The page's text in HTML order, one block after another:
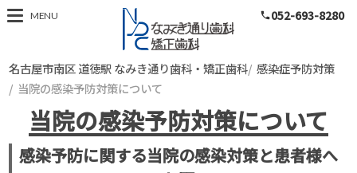
名古屋市南区 道
MENU phone052-693-8280
名古屋市南区 道徳駅 なみき通り歯科・矯正歯科 感染症予防対策
当院の感染予防対策について
当院の感染予防対策について
感染予防に関する当院の感染対策と患者様へ